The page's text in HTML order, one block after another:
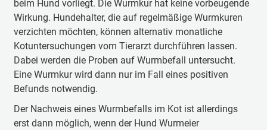
beim Hund vorliegt. Die Wurmkur hat keine vorbeugende
Wirkung. Hundehalter, die auf regelmäßige Wurmkuren
verzichten möchten, können alternativ monatliche
Kotuntersuchungen vom Tierarzt durchführen lassen.
Dabei werden die Proben auf Wurmbefall untersucht.
Eine Wurmkur wird dann nur im Fall eines positiven
Befunds notwendig.
Der Nachweis eines Wurmbefalls im Kot ist allerdings
erst dann möglich, wenn der Hund Wurmeier